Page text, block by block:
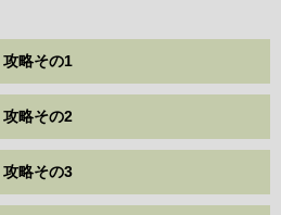
攻略その1
攻略その2
攻略その3